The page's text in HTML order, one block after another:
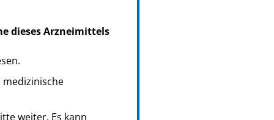
dieses Arzneimittels
medizinische
weiter. Es kann